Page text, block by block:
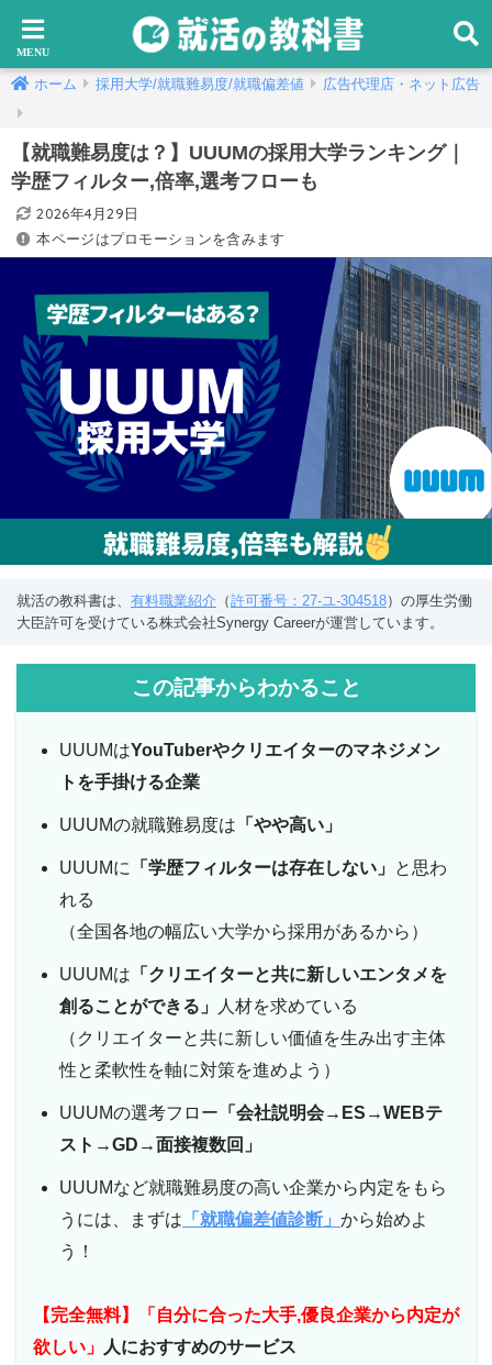
ホーム 採用大学/就職難易度/就職偏差値 広告代理店・ネット広告
【就職難易度は？】UUUMの採用大学ランキング｜
学歴フィルター,倍率,選考フローも
2026年4月29日
本ページはプロモーションを含みます
就活の教科書は、 有料職業紹介 （許可番号：27-ユ-304518）の厚生労働
大臣許可を受けている株式会社Synergy Careerが運営しています。
この記事からわかること
UUUMはYouTuberやクリエイターのマネジメン
トを手掛ける企業
UUUMの就職難易度は 「やや高い」
UUUMに 「学歴フィルターは存在しない」 と思わ
れる
（全国各地の幅広い大学から採用があるから）
UUUMは 「クリエイターと共に新しいエンタメを
創ることができる」
人材を求めている
（クリエイターと共に新しい価値を生み出す主体
性と柔軟性を軸に対策を進めよう）
UUUMの選考フロー 「会社説明会→ES→WEBテ
スト→GD→面接複数回」
UUUMなど就職難易度の高い企業から内定をもら
うには、まずは 「就職偏差値診断」 から始めよ
う！
【完全無料】「自分に合った大手,優良企業から内定が
欲しい」
人におすすめのサービス